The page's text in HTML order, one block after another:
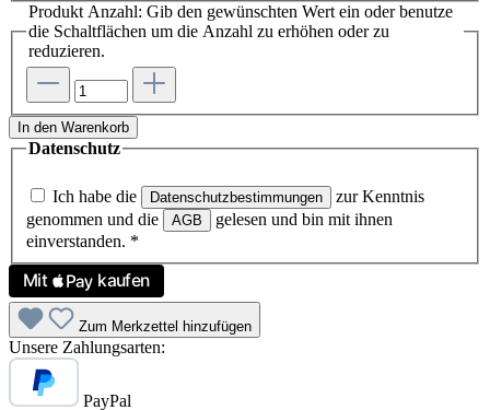
Produkt Anzahl: Gib den gewünschten Wert ein oder benutze
die Schaltflächen um die Anzahl zu erhöhen oder zu
reduzieren.
In den Warenkorb
Datenschutz
Ich habe die Datenschutzbestimmungen
zur Kenntnis
genommen und die
AGB
gelesen und bin mit ihnen
einverstanden. *
Zum Merkzettel hinzufügen
Unsere Zahlungsarten:
PayPal